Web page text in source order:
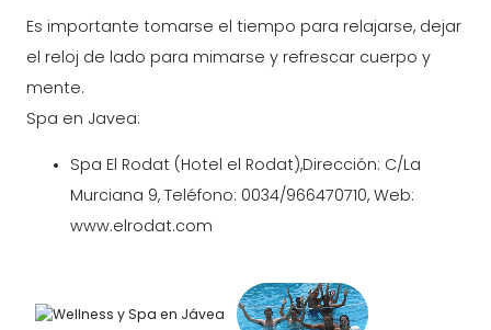
Es importante tomarse el tiempo para relajarse, dejar
el reloj de lado para mimarse y refrescar cuerpo y
mente.
Spa en Javea:
Spa El Rodat (Hotel el Rodat),Dirección: C/La
Murciana 9, Teléfono: 0034/966470710, Web:
www.elrodat.com